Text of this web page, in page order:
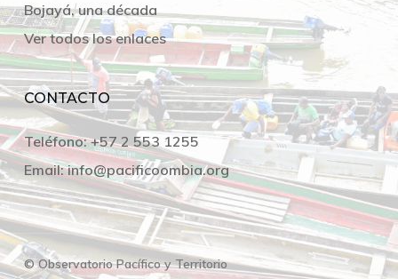
Bojayá, una década
Ver todos los enlaces
CONTACTO
Teléfono:+57 2 553 1255
Email: info@pacificoombia.org
© Observatorio Pacífico y Territorio